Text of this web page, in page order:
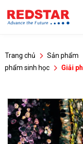
qua
Trang chủ Sản phẩm
phẩm sinh học
Giải